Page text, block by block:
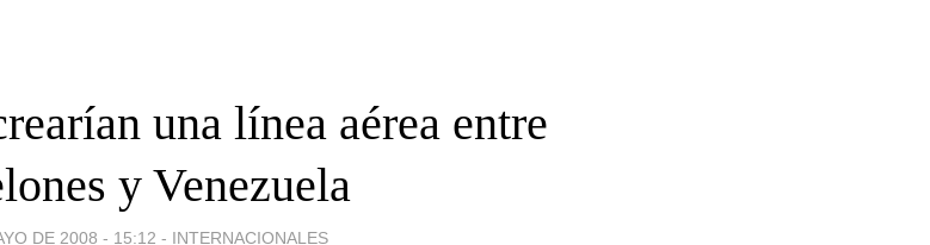
una línea aérea entre
y Venezuela
DE 2008 - 15:12 - INTERNACIONALES